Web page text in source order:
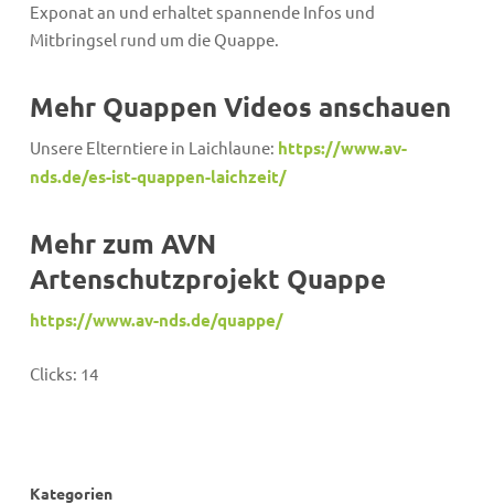
Exponat an und erhaltet spannende Infos und
Mitbringsel rund um die Quappe.
Mehr Quappen Videos anschauen
Unsere Elterntiere in Laichlaune: https://www.av-
nds.de/es-ist-quappen-laichzeit/
Mehr zum AVN
Artenschutzprojekt Quappe
https://www.av-nds.de/quappe/
Clicks: 14
Kategorien